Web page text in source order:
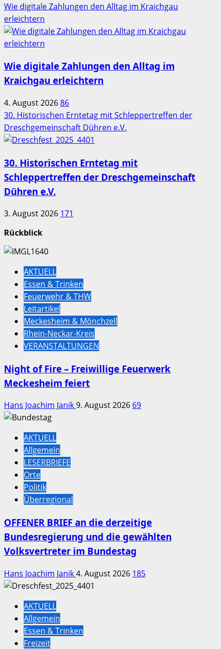
Wie digitale Zahlungen den Alltag im Kraichgau
erleichtern
Wie digitale Zahlungen den Alltag im
Kraichgau erleichtern
4. August 202686
30. Historischen Erntetag mit Schleppertreffen der
Dreschgemeinschaft Dühren e.V.
30. Historischen Erntetag mit
Schleppertreffen der Dreschgemeinschaft
Dühren e.V.
3. August 2026 171
Rückblick
AKTUELL
Essen & Trinken
Feuerwehr & THW
Leitartikel
Meckesheim & Mönchzell
Rhein-Neckar-Kreis
VERANSTALTUNGEN
Night of Fire – Freiwillige Feuerwerk
Meckesheim feiert
Hans Joachim Janik9. August 2026 69
AKTUELL
Allgemein
LESERBRIEFE
Orte
Politik
Überregional
OFFENER BRIEF an die derzeitige
Bundesregierung und die gewählten
Volksvertreter im Bundestag
Hans Joachim Janik4. August 2026 185
AKTUELL
Allgemein
Essen & Trinken
Freizeit